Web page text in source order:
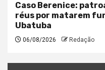
Caso Berenice:
réus por matarem
Ubatuba
06/08/2026 Redação